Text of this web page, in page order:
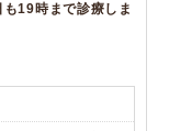
19時まで診療しま